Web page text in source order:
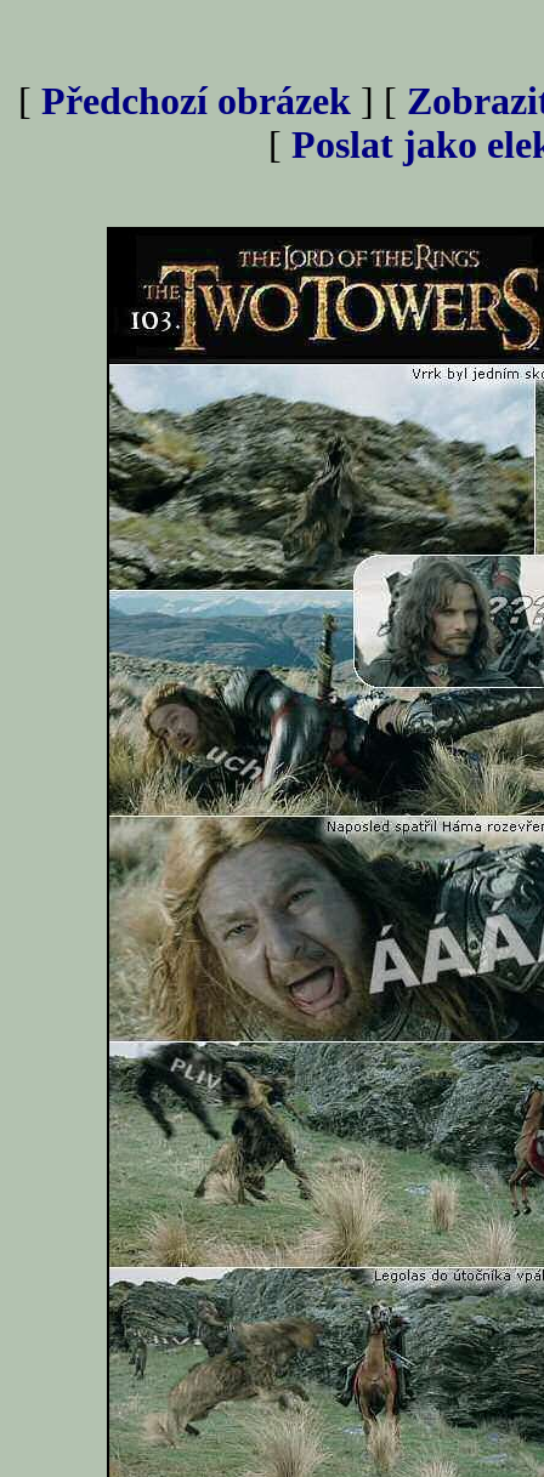
[ Předchozí obrázek ] [
[ Poslat jako